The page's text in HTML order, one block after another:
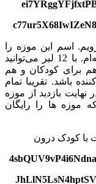
اسم این موزه را
«جایی برای ملاقات با کودک درون» گذاشته‌ام. با 12 لیر می‌توانید
هم برای کودکان و هم
باشد. تقریبا تمام
نهایت بازدید از موزه
موزه ها را رایگان
با کودک درون